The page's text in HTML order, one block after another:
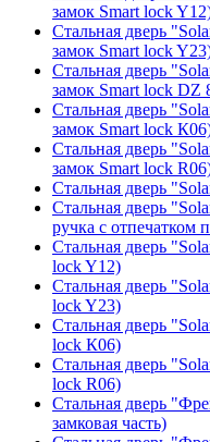
замок Smart lock
Стальная дверь
замок Smart lock
Стальная дверь
замок Smart lock DZ
Стальная дверь
замок Smart lock
Стальная дверь
замок Smart lock
Стальная дверь
Стальная дверь
ручка с отпечатком
Стальная дверь
lock Y12)
Стальная дверь
lock Y23)
Стальная дверь
lock К06)
Стальная дверь
lock R06)
Стальная дверь
замковая часть)